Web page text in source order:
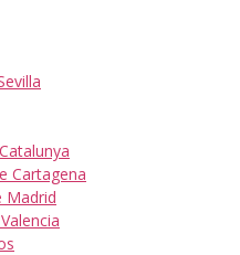
Cartagena
Madrid